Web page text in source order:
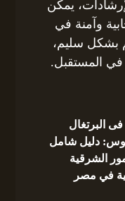
يمكن
وآمنة في
بشكل سليم،
المستقبل.
البرتغال
دليل شامل
في مصر